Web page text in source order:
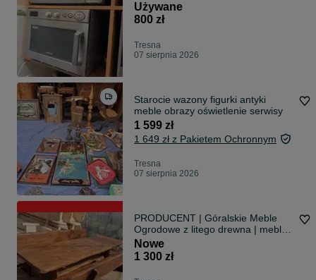
Używane
800 zł
Tresna
07 sierpnia 2026
Starocie wazony figurki antyki
meble obrazy oświetlenie serwisy
1 599 zł
1 649 zł z Pakietem Ochronnym
Tresna
07 sierpnia 2026
PRODUCENT | Góralskie Meble
Ogrodowe z litego drewna | meble
do ogrodu | komplet GÓRAL
Nowe
1 300 zł